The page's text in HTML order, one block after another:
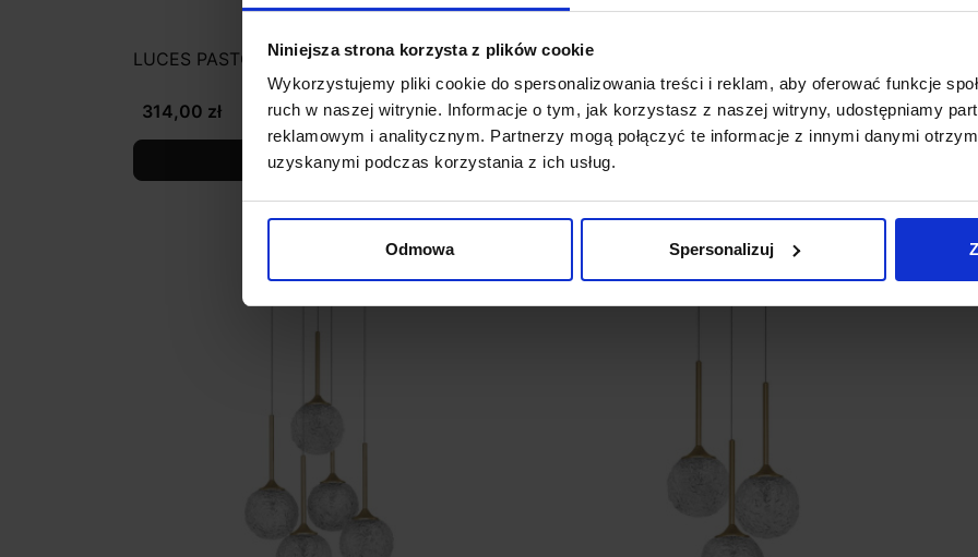
Niniejsza strona korzysta z plików cookie
Wykorzystujemy pliki cookie do spersonalizowania treści i reklam, aby oferować funkcje
ruch w naszej witrynie. Informacje o tym, jak korzystasz z naszej witryny, udostępniamy
reklamowym i analitycznym. Partnerzy mogą połączyć te informacje z innymi danymi
uzyskanymi podczas korzystania z ich usług.
Odmowa Spersonalizuj
LUCES PASTO LE41736 kinkiet
314,00 zł
Zobacz szczegóły
LUCES PASTO LE41737/8 złota lampa
wisząca
279,00 zł